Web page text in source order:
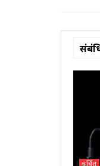
चर्चित